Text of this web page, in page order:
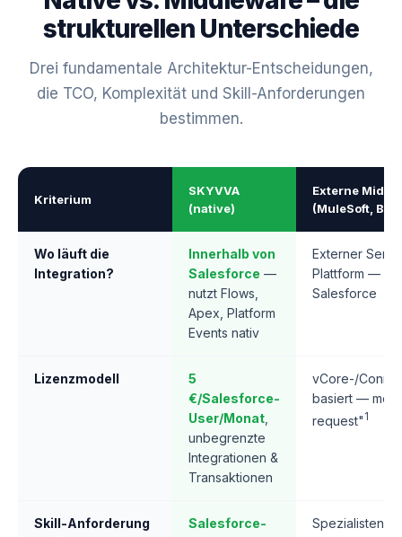
strukturellen Unterschiede
Drei fundamentale Architektur-Entscheidungen,
die TCO, Komplexität und Skill-Anforderungen
bestimmen.
Kriterium
SKYVVA
(native)
Externe
(MuleSoft,
Wo läuft die
Integration?
Innerhalb von
Salesforce —
nutzt Flows,
Apex, Platform
Events nativ
Externer
Plattform —
Salesforce
Lizenzmodell
5
€/Salesforce-
User/Monat
unbegrenzte
Integrationen &
Transaktionen
vCore-/
basiert —
request" 1
Skill-Anforderung
Salesforce-
Spezialisten